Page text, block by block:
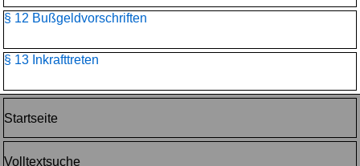
§ 12 Bußgeldvorschriften
§ 13 Inkrafttreten
Startseite
Volltextsuche